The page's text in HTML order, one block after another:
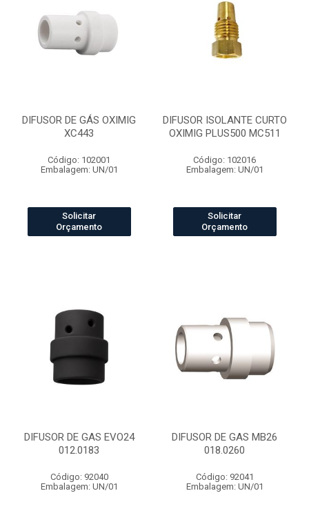
DIFUSOR DE GÁS OXIMIG
XC443
Código: 102001
Embalagem: UN/01
Solicitar
Orçamento
DIFUSOR ISOLANTE CURTO
OXIMIG PLUS500 MC511
Código: 102016
Embalagem: UN/01
Solicitar
Orçamento
DIFUSOR DE GAS EVO24
012.0183
Código: 92040
Embalagem: UN/01
DIFUSOR DE GAS MB26
018.0260
Código: 92041
Embalagem: UN/01